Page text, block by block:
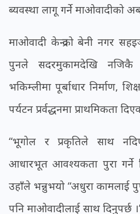
ब्यवस्था लागू गर्ने माओवादीको
माओवादी केन्द्रको बेनी नगर
पुनले सदरमुकामदेखि
भकिम्लीमा पूर्बाधार निर्माण,
पर्यटन प्रर्वद्धनमा प्राथमिकता
“भूगोल र प्रकृतिले साथ
आधारभूत आवश्यकता पुरा
उहाँले भन्नुभयो “अधुरा कामलाई
पनि माओवादीलाई साथ दिनुपर्छ